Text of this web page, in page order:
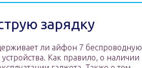
зарядку
ли айфон 7 беспроводную
Как правило, о наличии